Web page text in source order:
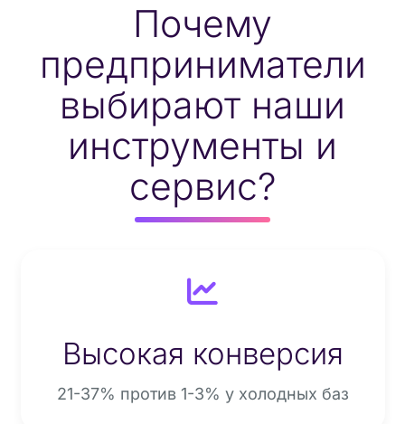
Почему
предприниматели
выбирают наши
инструменты и
сервис?
Высокая конверсия
21-37% против 1-3% у холодных баз